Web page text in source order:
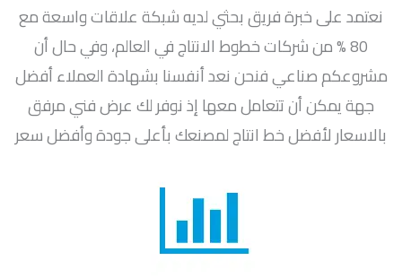
نعتمد على خبرة فريق بحثي لديه شبكة علاقات واسعة مع
80 % من شركات خطوط الانتاج في العالم، وفي حال أن
مشروعكم صناعي فنحن نعد أنفسنا بشهادة العملاء أفضل
جهة يمكن أن تتعامل معها إذ نوفر لك عرض فني مرفق
بالاسعار لأفضل خط انتاج لمصنعك بأعلى جودة وأفضل سعر